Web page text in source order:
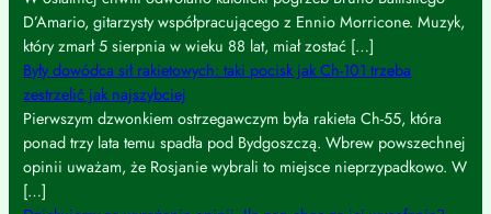
D’Amario, gitarzysty współpracującego z Ennio Morricone. Muzyk,
który zmarł 5 sierpnia w wieku 88 lat, miał zostać […]
Były dowódca sił rakietowych: taki pocisk jak Ch-101 trzeba
zestrzelić jak najszybciej
Pierwszym dzwonkiem ostrzegawczym była rakieta Ch-55, która
ponad trzy lata temu spadła pod Bydgoszczą. Wbrew powszechnej
opinii uważam, że Rosjanie wybrali to miejsce nieprzypadkowo. W
[…]